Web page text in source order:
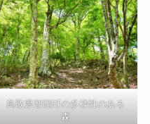
鳥取県智頭町の多様性のある
森